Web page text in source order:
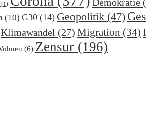
(1)
(10) G30 (14) Geopolitik (47)
Klimawandel (27) Migration (34)
(6) Zensur (196)